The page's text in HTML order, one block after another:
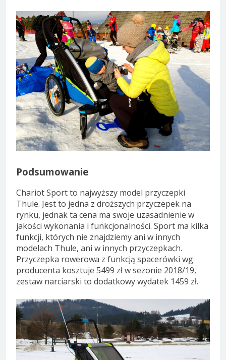
Podsumowanie
Chariot Sport to najwyższy model przyczepki
Thule. Jest to jedna z droższych przyczepek na
rynku, jednak ta cena ma swoje uzasadnienie w
jakości wykonania i funkcjonalności. Sport ma kilka
funkcji, których nie znajdziemy ani w innych
modelach Thule, ani w innych przyczepkach.
Przyczepka rowerowa z funkcją spacerówki wg
producenta kosztuje 5499 zł w sezonie 2018/19,
zestaw narciarski to dodatkowy wydatek 1459 zł.